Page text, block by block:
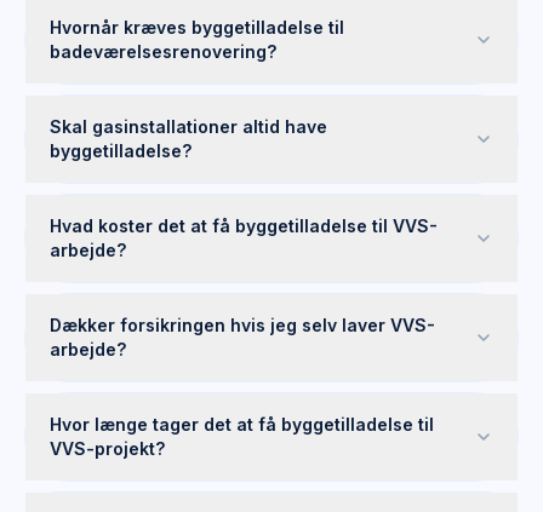
Hvornår kræves byggetilladelse til
badeværelsesrenovering?
Skal gasinstallationer altid have
byggetilladelse?
Hvad koster det at få byggetilladelse til VVS-
arbejde?
Dækker forsikringen hvis jeg selv laver VVS-
arbejde?
Hvor længe tager det at få byggetilladelse til
VVS-projekt?